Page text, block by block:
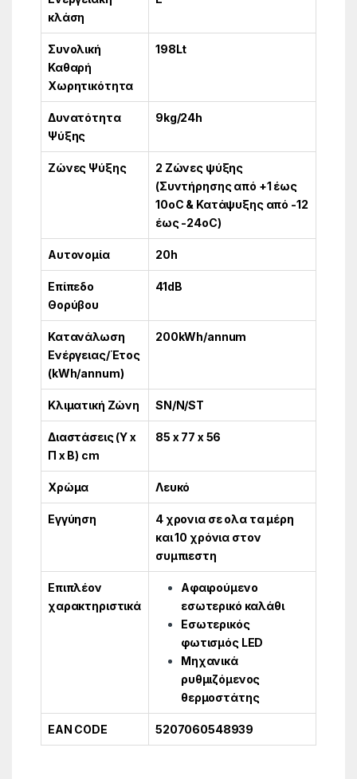
κλάση
Συνολική
Καθαρή
Χωρητικότητα
198Lt
Δυνατότητα
Ψύξης
9kg/24h
Ζώνες Ψύξης
2 Ζώνες ψύξης
(Συντήρησης από +1 έως
10οC & Κατάψυξης από -12
έως -24οC)
Αυτονομία 20h
Επίπεδο
Θορύβου
41dB
Κατανάλωση
Ενέργειας/Έτος
(kWh/annum)
200kWh/annum
Κλιματική Ζώνη SN/N/ST
Διαστάσεις (Υ x
Π x Β) cm
85 x 77 x 56
Χρώμα Λευκό
Εγγύηση
4 χρονια σε ολα τα μέρη
και 10 χρόνια στον
συμπιεστη
Επιπλέον
χαρακτηριστικά
Αφαιρούμενο
εσωτερικό καλάθι
Εσωτερικός
φωτισμός LED
Μηχανικά
ρυθμιζόμενος
θερμοστάτης
EAN CODE 5207060548939